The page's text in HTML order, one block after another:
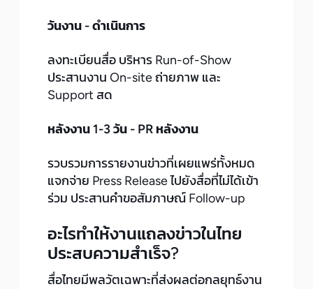
วันงาน - ดำเนินการ
ลงทะเบียนสื่อ บริหาร Run-of-Show
ประสานงาน On-site ถ่ายภาพ และ
Support สด
หลังงาน 1-3 วัน - PR หลังงาน
รวบรวมการรายงานข่าวที่เผยแพร่ทั้งหมด
แจกจ่าย Press Release ไปยังสื่อที่ไม่ได้เข้า
ร่วม ประสานคำขอสัมภาษณ์ Follow-up
อะไรทำให้งานแถลงข่าวในไทย
ประสบความสำเร็จ?
สื่อไทยมีพลวัตเฉพาะที่ส่งผลต่อกลยุทธ์งาน